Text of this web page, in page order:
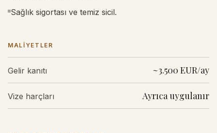
Sağlık sigortası ve temiz sicil.
MALIYETLER
Gelir kanıtı ~3.500 EUR/ay
Vize harçları Ayrıca uygulanır